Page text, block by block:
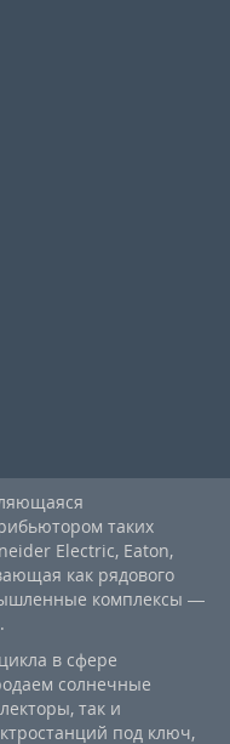
таких
Electric, Eaton,
как рядового
комплексы —
в сфере
солнечные
так и
под ключ,